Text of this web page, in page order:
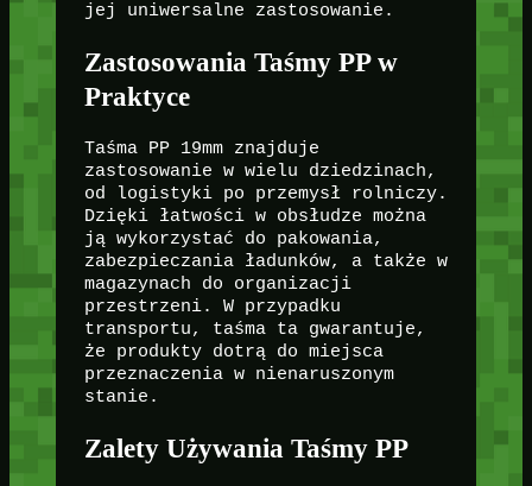
jej uniwersalne zastosowanie.
Zastosowania Taśmy PP w
Praktyce
Taśma PP 19mm znajduje
zastosowanie w wielu dziedzinach,
od logistyki po przemysł rolniczy.
Dzięki łatwości w obsłudze można
ją wykorzystać do pakowania,
zabezpieczania ładunków, a także w
magazynach do organizacji
przestrzeni. W przypadku
transportu, taśma ta gwarantuje,
że produkty dotrą do miejsca
przeznaczenia w nienaruszonym
stanie.
Zalety Używania Taśmy PP